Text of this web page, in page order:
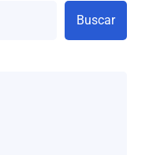
Buscar